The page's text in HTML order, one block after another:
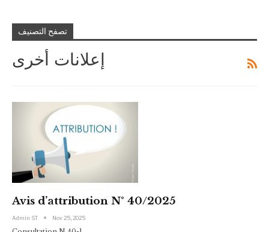
تصفح التصنيف
إعلانات أخرى
Avis d’attribution N° 40/2025
Admin ST Nov 25, 2025